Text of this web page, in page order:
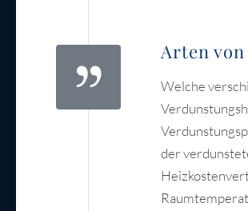
Arten
Welche
der